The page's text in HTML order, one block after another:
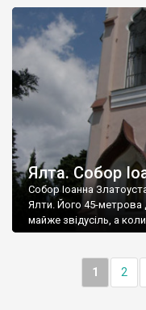
Ялта. Собор
Собор Іоанна
Ялти. Його 45-метрова
майже звідусіль, а
1 2